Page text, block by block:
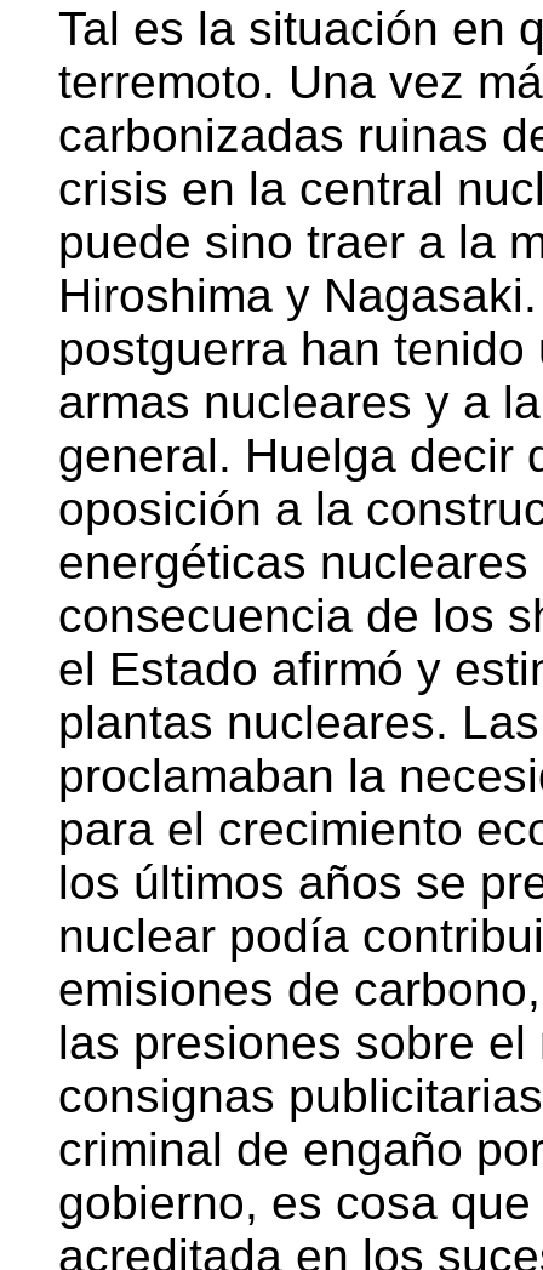
Tal es la situación en
terremoto. Una vez
carbonizadas ruinas
crisis en la central
puede sino traer a la
Hiroshima y
postguerra han
armas nucleares y a
general. Huelga decir
oposición a la
energéticas
consecuencia de los
el Estado afirmó y
plantas nucleares.
proclamaban la
para el crecimiento
los últimos años se
nuclear podía
emisiones de
las presiones sobre
consignas
criminal de engaño
gobierno, es cosa
acreditada en los